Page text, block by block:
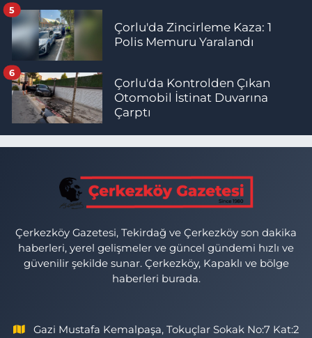
Çorlu'da Zincirleme Kaza: 1
Polis Memuru Yaralandı
5
Çorlu'da Kontrolden Çıkan
Otomobil İstinat Duvarına
Çarptı
6
Çerkezköy Gazetesi, Tekirdağ ve Çerkezköy son dakika
haberleri, yerel gelişmeler ve güncel gündemi hızlı ve
güvenilir şekilde sunar. Çerkezköy, Kapaklı ve bölge
haberleri burada.
Gazi Mustafa Kemalpaşa, Tokuçlar Sokak No:7 Kat:2